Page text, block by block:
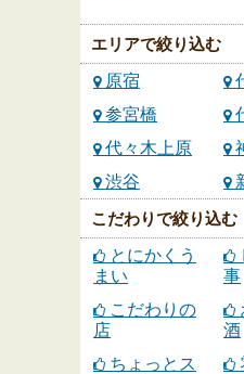
エリアで絞り込む
原宿
参宮橋
代々木上原
渋谷
こだわりで絞り込む
とにかくう
まい
事
こだわりの
店
酒
ちょっとス